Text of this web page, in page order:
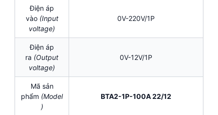
Điện áp
vào (Input
voltage)
0V-220V/1P
Điện áp
ra (Output
voltage)
0V-12V/1P
Mã sản
phẩm (Model
)
BTA2-1P-100A 22/12